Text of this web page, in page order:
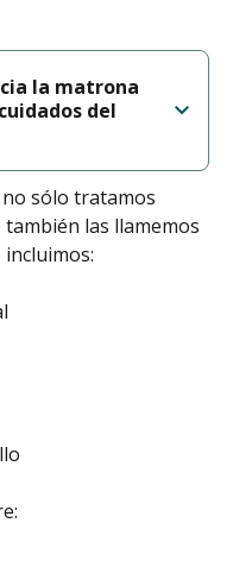
la matrona
del
no sólo tratamos
las llamemos